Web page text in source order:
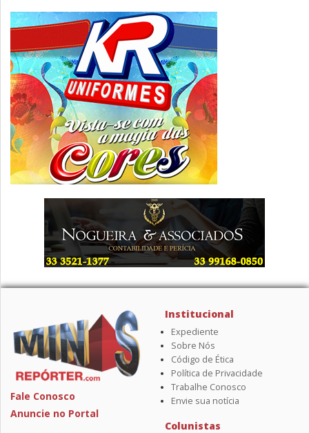
Fale Conosco
Anuncie no Portal
Institucional
Expediente
Sobre Nós
Código de Ética
Política de Privacidade
Trabalhe Conosco
Envie sua notícia
Colunistas